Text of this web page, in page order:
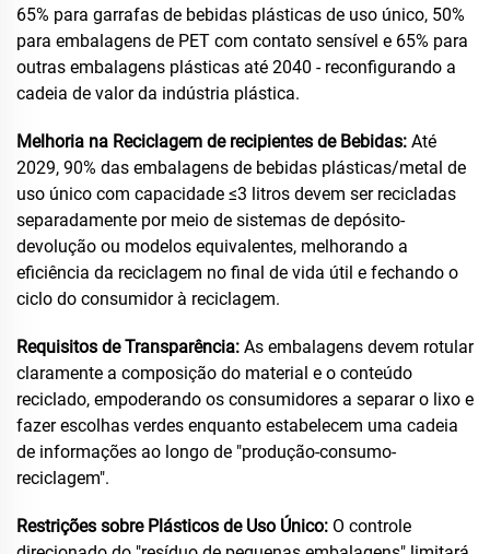
65% para garrafas de bebidas plásticas de uso único, 50%
para embalagens de PET com contato sensível e 65% para
outras embalagens plásticas até 2040 - reconfigurando a
cadeia de valor da indústria plástica.
Melhoria na Reciclagem de recipientes de Bebidas: Até
2029, 90% das embalagens de bebidas plásticas/metal de
uso único com capacidade ≤3 litros devem ser recicladas
separadamente por meio de sistemas de depósito-
devolução ou modelos equivalentes, melhorando a
eficiência da reciclagem no final de vida útil e fechando o
ciclo do consumidor à reciclagem.
Requisitos de Transparência: As embalagens devem rotular
claramente a composição do material e o conteúdo
reciclado, empoderando os consumidores a separar o lixo e
fazer escolhas verdes enquanto estabelecem uma cadeia
de informações ao longo de "produção-consumo-
reciclagem".
Restrições sobre Plásticos de Uso Único: O controle